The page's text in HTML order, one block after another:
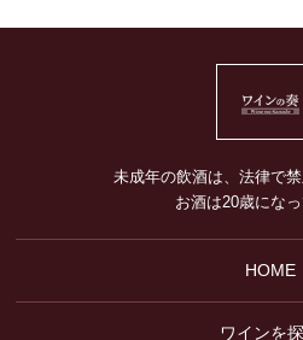
未成年の飲酒は、法律で禁
お酒は20歳になっ
HOME
ワインを